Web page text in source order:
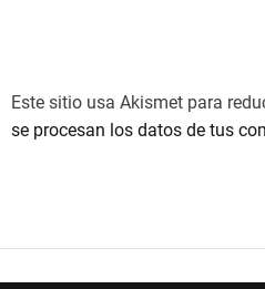
Este sitio usa Akismet para
se procesan los datos de tus